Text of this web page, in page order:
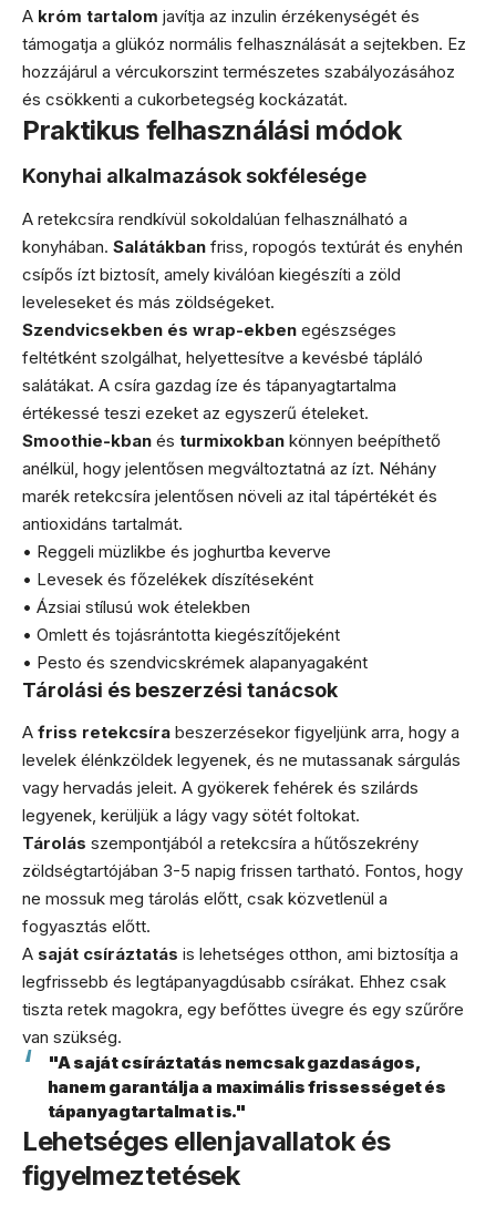
A króm tartalom javítja az inzulin érzékenységét és
támogatja a glükóz normális felhasználását a sejtekben. Ez
hozzájárul a vércukorszint természetes szabályozásához
és csökkenti a cukorbetegség kockázatát.
Praktikus felhasználási módok
Konyhai alkalmazások sokfélesége
A retekcsíra rendkívül sokoldalúan felhasználható a
konyhában. Salátákban friss, ropogós textúrát és enyhén
csípős ízt biztosít, amely kiválóan kiegészíti a zöld
leveleseket és más zöldségeket.
Szendvicsekben és wrap-ekben egészséges
feltétként szolgálhat, helyettesítve a kevésbé tápláló
salátákat. A csíra gazdag íze és tápanyagtartalma
értékessé teszi ezeket az egyszerű ételeket.
Smoothie-kban és turmixokban könnyen beépíthető
anélkül, hogy jelentősen megváltoztatná az ízt. Néhány
marék retekcsíra jelentősen növeli az ital tápértékét és
antioxidáns tartalmát.
• Reggeli müzlikbe és joghurtba keverve
• Levesek és főzelékek díszítéseként
• Ázsiai stílusú wok ételekben
• Omlett és tojásrántotta kiegészítőjeként
• Pesto és szendvicskrémek alapanyagaként
Tárolási és beszerzési tanácsok
A friss retekcsíra beszerzésekor figyeljünk arra, hogy a
levelek élénkzöldek legyenek, és ne mutassanak sárgulás
vagy hervadás jeleit. A gyökerek fehérek és szilárds
legyenek, kerüljük a lágy vagy sötét foltokat.
Tárolás szempontjából a retekcsíra a hűtőszekrény
zöldségtartójában 3-5 napig frissen tartható. Fontos, hogy
ne mossuk meg tárolás előtt, csak közvetlenül a
fogyasztás előtt.
A saját csíráztatás is lehetséges otthon, ami biztosítja a
legfrissebb és legtápanyagdúsabb csírákat. Ehhez csak
tiszta retek magokra, egy befőttes üvegre és egy szűrőre
van szükség.
"A saját csíráztatás nemcsak gazdaságos,
hanem garantálja a maximális frissességet és
tápanyagtartalmat is."
Lehetséges ellenjavallatok és
figyelmeztetések